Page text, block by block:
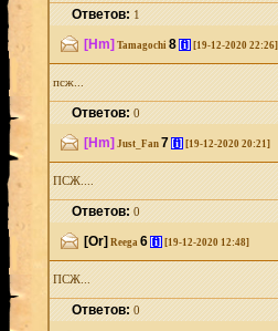
Ответов:1
[Hm] Tamagochi 8 [i] [19-12-2020 22:26]
псж...
Ответов:0
[Hm] Just_Fan 7 [i] [19-12-2020 20:21]
ПСЖ....
Ответов:0
[Or] Reega 6 [i] [19-12-2020 12:48]
ПСЖ...
Ответов:0